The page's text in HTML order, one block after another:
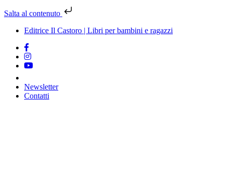
Salta al contenuto
Editrice Il Castoro | Libri per bambini e ragazzi
Newsletter
Contatti